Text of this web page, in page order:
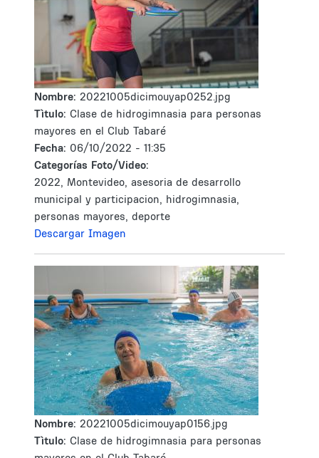
Nombre: 20221005dicimouyap0252.jpg
Tìtulo: Clase de hidrogimnasia para personas
mayores en el Club Tabaré
Fecha: 06/10/2022 - 11:35
Categorías Foto/Video:
2022, Montevideo, asesoria de desarrollo
municipal y participacion, hidrogimnasia,
personas mayores, deporte
Descargar Imagen
Nombre: 20221005dicimouyap0156.jpg
Tìtulo: Clase de hidrogimnasia para personas